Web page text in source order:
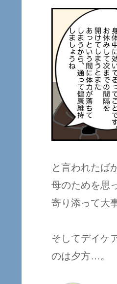
と言われたば
母のためを思
寄り添って大
そしてデイケ
のは夕方…。